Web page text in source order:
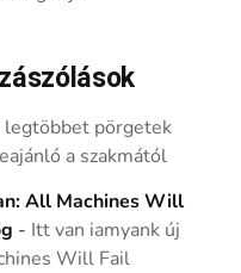
legtöbbet pörgetek
a szakmától
All Machines Will
- Itt van iamyank új
Will Fail